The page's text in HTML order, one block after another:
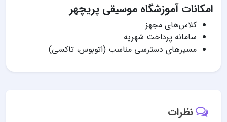
امکانات آموزشگاه موسیقی پریچهر
کلاس‌های مجهز
سامانه پرداخت شهریه
مسیرهای دسترسی مناسب (اتوبوس، تاکسی)
نظرات